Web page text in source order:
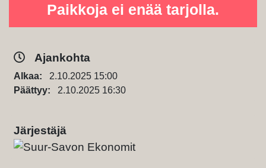
Paikkoja ei enää tarjolla.
Ajankohta
Alkaa: 2.10.2025 15:00
Päättyy: 2.10.2025 16:30
Järjestäjä